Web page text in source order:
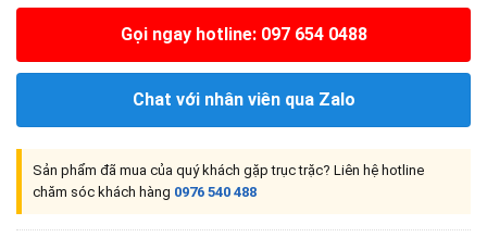
Gọi ngay hotline: 097 654 0488
Chat với nhân viên qua Zalo
Sản phẩm đã mua của quý khách gặp trục trặc? Liên hệ hotline
chăm sóc khách hàng 0976 540 488